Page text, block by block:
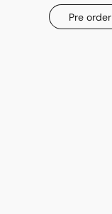
Pre order